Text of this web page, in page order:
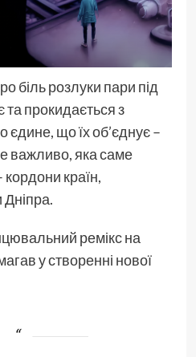
біль розлуки пари під
та прокидається з
єдине, що їх об’єднує –
важливо, яка саме
кордони країн,
Дніпра.
ремікс на
у створенні нової